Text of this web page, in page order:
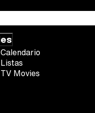
Calendario
Listas
TV Movies